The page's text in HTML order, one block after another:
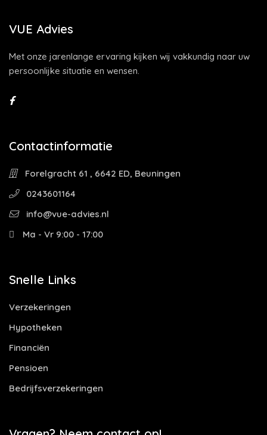
VUE Advies
Met onze jarenlange ervaring kijken wij vakkundig naar uw
persoonlijke situatie en wensen.
Contactinformatie
Forelgracht 61 , 6642 ED, Beuningen
0243601164
info@vue-advies.nl
Ma - Vr 9:00 - 17:00
Snelle Links
Verzekeringen
Hypotheken
Financiën
Pensioen
Bedrijfsverzekeringen